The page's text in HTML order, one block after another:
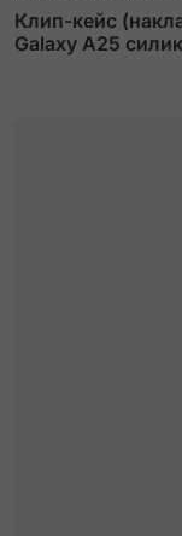
Клип-кейс
Galaxy A25